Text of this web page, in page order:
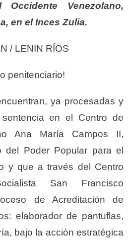
Venezolano,
en el Inces Zulia.
/ LENIN RÍOS
penitenciario!
ya procesadas y
en el Centro de
Ana María Campos II,
del Poder Popular para el
y que a través del Centro
San Francisco
de Acreditación de
elaborador de pantuflas,
bajo la acción estratégica